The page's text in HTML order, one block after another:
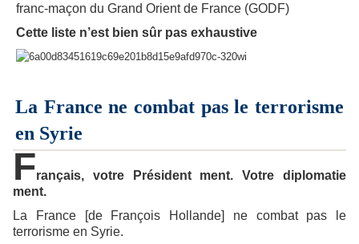
franc-maçon du Grand Orient de France (GODF)
Cette liste n’est bien sûr pas exhaustive
La France ne combat pas le terrorisme
en Syrie
Français, votre Président ment. Votre diplomatie
ment.
La France [de François Hollande] ne combat pas le
terrorisme en Syrie.